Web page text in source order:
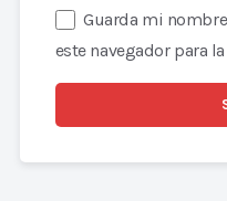
Guarda mi
este navegador para